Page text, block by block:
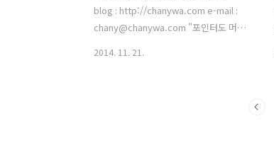
blog : http://chanywa.com e-mail :
chany@chanywa.com "포인터도 머리
2014. 11. 21.